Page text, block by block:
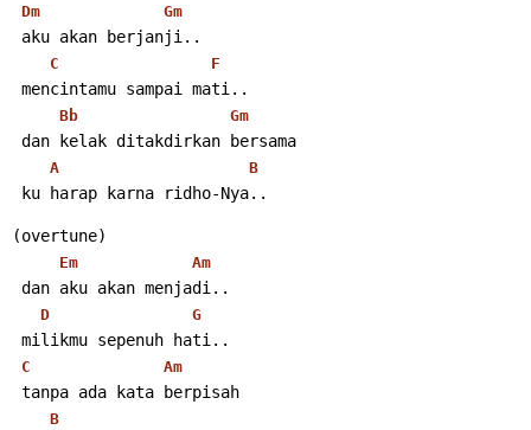
Dm Gm
aku akan berjanji..
C F
mencintamu sampai mati..
Bb Gm
dan kelak ditakdirkan bersama
A B
ku harap karna ridho-Nya..
(overtune)
Em Am
dan aku akan menjadi..
D G
milikmu sepenuh hati..
C Am
tanpa ada kata berpisah
B